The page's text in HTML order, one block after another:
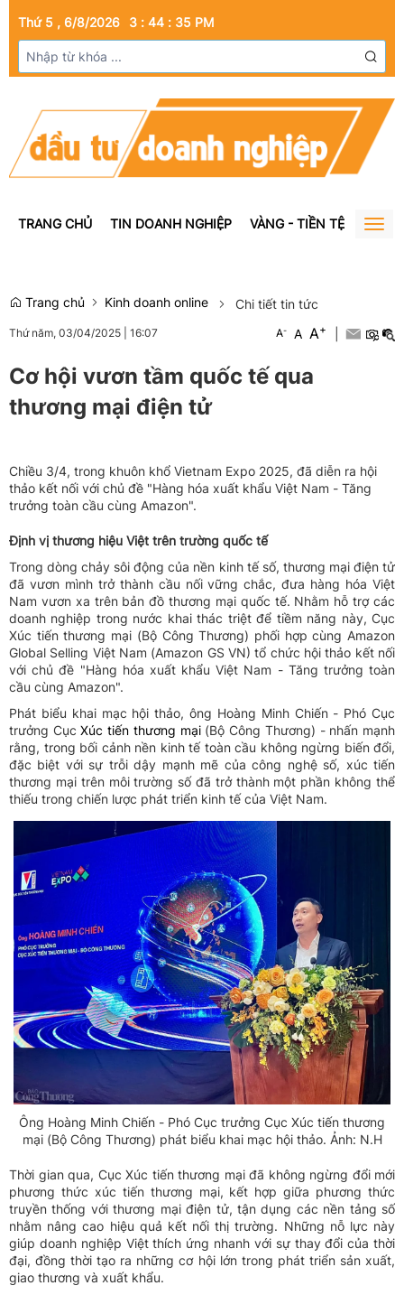
Thứ 5 , 6/8/2026 3 : 44 : 36 PM
TRANG CHỦ TIN DOANH NGHIỆP VÀNG - TIỀN TỆ BẤT
Trang chủ Kinh doanh online Chi tiết tin tức
Thứ năm, 03/04/2025 16:07 A- A A+
Cơ hội vươn tầm quốc tế qua
thương mại điện tử
Chiều 3/4, trong khuôn khổ Vietnam Expo 2025, đã diễn ra hội
thảo kết nối với chủ đề "Hàng hóa xuất khẩu Việt Nam - Tăng
trưởng toàn cầu cùng Amazon".
Định vị thương hiệu Việt trên trường quốc tế
Trong dòng chảy sôi động của nền kinh tế số, thương mại điện tử
đã vươn mình trở thành cầu nối vững chắc, đưa hàng hóa Việt
Nam vươn xa trên bản đồ thương mại quốc tế. Nhằm hỗ trợ các
doanh nghiệp trong nước khai thác triệt để tiềm năng này, Cục
Xúc tiến thương mại (Bộ Công Thương) phối hợp cùng Amazon
Global Selling Việt Nam (Amazon GS VN) tổ chức hội thảo kết nối
với chủ đề "Hàng hóa xuất khẩu Việt Nam - Tăng trưởng toàn
cầu cùng Amazon".
Phát biểu khai mạc hội thảo, ông Hoàng Minh Chiến - Phó Cục
trưởng CụcXúc tiến thương mại(Bộ Công Thương) - nhấn mạnh
rằng, trong bối cảnh nền kinh tế toàn cầu không ngừng biến đổi,
đặc biệt với sự trỗi dậy mạnh mẽ của công nghệ số, xúc tiến
thương mại trên môi trường số đã trở thành một phần không thể
thiếu trong chiến lược phát triển kinh tế của Việt Nam.
Ông Hoàng Minh Chiến - Phó Cục trưởng Cục Xúc tiến thương
mại (Bộ Công Thương) phát biểu khai mạc hội thảo. Ảnh: N.H
Thời gian qua, Cục Xúc tiến thương mại đã không ngừng đổi mới
phương thức xúc tiến thương mại, kết hợp giữa phương thức
truyền thống với thương mại điện tử, tận dụng các nền tảng số
nhằm nâng cao hiệu quả kết nối thị trường. Những nỗ lực này
giúp doanh nghiệp Việt thích ứng nhanh với sự thay đổi của thời
đại, đồng thời tạo ra những cơ hội lớn trong phát triển sản xuất,
giao thương và xuất khẩu.